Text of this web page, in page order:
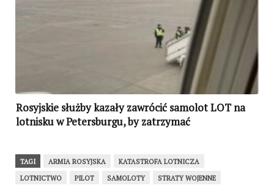
Rosyjskie służby kazały zawrócić samolot LOT na
lotnisku w Petersburgu, by zatrzymać
TAGI ARMIA ROSYJSKA
KATASTROFA LOTNICZA
LOTNICTWO
PILOT SAMOLOTY STRATY WOJENNE